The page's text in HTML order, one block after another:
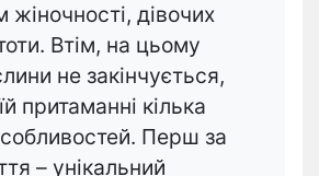
дівочих
Втім, на цьому
не закінчується,
притаманні кілька
Перш за
– унікальний